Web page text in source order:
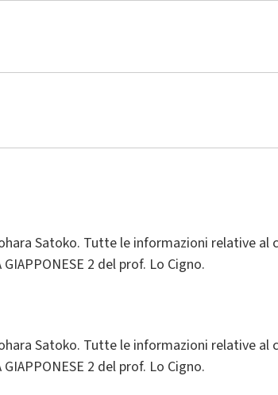
Satoko. Tutte le informazioni relative al
2 del prof. Lo Cigno.
Satoko. Tutte le informazioni relative al
2 del prof. Lo Cigno.